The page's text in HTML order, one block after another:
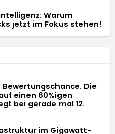
Warum
jetzt im Fokus stehen!
Die
einen 60%igen
bei gerade mal 12.
im Gigawatt-